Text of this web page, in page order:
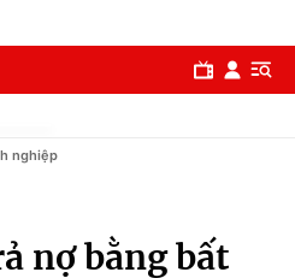
nghiệp
nợ bằng bất